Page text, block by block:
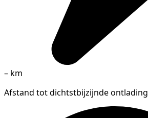
– km
Afstand tot dichtstbijzijnde ontlading